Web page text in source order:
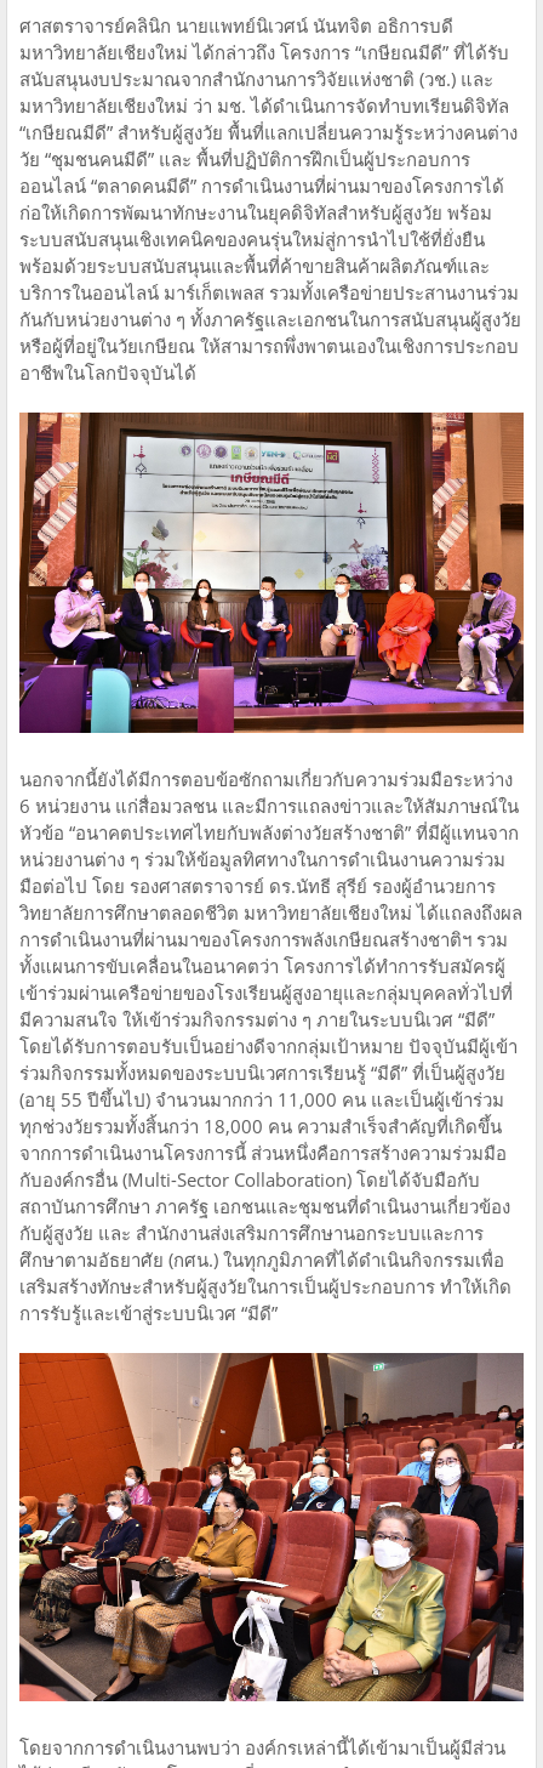
ศาสตราจารย์คลินิก นายแพทย์นิเวศน์ นันทจิต อธิการบดี
มหาวิทยาลัยเชียงใหม่ ได้กล่าวถึง โครงการ “เกษียณมีดี” ที่ได้รับ
สนับสนุนงบประมาณจากสำนักงานการวิจัยแห่งชาติ (วช.) และ
มหาวิทยาลัยเชียงใหม่ ว่า มช. ได้ดำเนินการจัดทำบทเรียนดิจิทัล
“เกษียณมีดี” สำหรับผู้สูงวัย พื้นที่แลกเปลี่ยนความรู้ระหว่างคนต่าง
วัย “ชุมชนคนมีดี” และ พื้นที่ปฏิบัติการฝึกเป็นผู้ประกอบการ
ออนไลน์ “ตลาดคนมีดี” การดำเนินงานที่ผ่านมาของโครงการได้
ก่อให้เกิดการพัฒนาทักษะงานในยุคดิจิทัลสำหรับผู้สูงวัย พร้อม
ระบบสนับสนุนเชิงเทคนิคของคนรุ่นใหม่สู่การนำไปใช้ที่ยั่งยืน
พร้อมด้วยระบบสนับสนุนและพื้นที่ค้าขายสินค้าผลิตภัณฑ์และ
บริการในออนไลน์ มาร์เก็ตเพลส รวมทั้งเครือข่ายประสานงานร่วม
กันกับหน่วยงานต่าง ๆ ทั้งภาครัฐและเอกชนในการสนับสนุนผู้สูงวัย
หรือผู้ที่อยู่ในวัยเกษียณ ให้สามารถพึ่งพาตนเองในเชิงการประกอบ
อาชีพในโลกปัจจุบันได้
นอกจากนี้ยังได้มีการตอบข้อซักถามเกี่ยวกับความร่วมมือระหว่าง
6 หน่วยงาน แก่สื่อมวลชน และมีการแถลงข่าวและให้สัมภาษณ์ใน
หัวข้อ “อนาคตประเทศไทยกับพลังต่างวัยสร้างชาติ” ที่มีผู้แทนจาก
หน่วยงานต่าง ๆ ร่วมให้ข้อมูลทิศทางในการดำเนินงานความร่วม
มือต่อไป โดย รองศาสตราจารย์ ดร.นัทธี สุรีย์ รองผู้อำนวยการ
วิทยาลัยการศึกษาตลอดชีวิต มหาวิทยาลัยเชียงใหม่ ได้แถลงถึงผล
การดำเนินงานที่ผ่านมาของโครงการพลังเกษียณสร้างชาติฯ รวม
ทั้งแผนการขับเคลื่อนในอนาคตว่า โครงการได้ทำการรับสมัครผู้
เข้าร่วมผ่านเครือข่ายของโรงเรียนผู้สูงอายุและกลุ่มบุคคลทั่วไปที่
มีความสนใจ ให้เข้าร่วมกิจกรรมต่าง ๆ ภายในระบบนิเวศ “มีดี”
โดยได้รับการตอบรับเป็นอย่างดีจากกลุ่มเป้าหมาย ปัจจุบันมีผู้เข้า
ร่วมกิจกรรมทั้งหมดของระบบนิเวศการเรียนรู้ “มีดี” ที่เป็นผู้สูงวัย
(อายุ 55 ปีขึ้นไป) จำนวนมากกว่า 11,000 คน และเป็นผู้เข้าร่วม
ทุกช่วงวัยรวมทั้งสิ้นกว่า 18,000 คน ความสำเร็จสำคัญที่เกิดขึ้น
จากการดำเนินงานโครงการนี้ ส่วนหนึ่งคือการสร้างความร่วมมือ
กับองค์กรอื่น (Multi-Sector Collaboration) โดยได้จับมือกับ
สถาบันการศึกษา ภาครัฐ เอกชนและชุมชนที่ดำเนินงานเกี่ยวข้อง
กับผู้สูงวัย และ สำนักงานส่งเสริมการศึกษานอกระบบและการ
ศึกษาตามอัธยาศัย (กศน.) ในทุกภูมิภาค​ที่ได้ดำเนินกิจกรรมเพื่อ
เสริมสร้างทักษะสำหรับผู้สูงวัยในการเป็นผู้ประกอบการ ทำให้เกิด
การรับรู้และเข้าสู่ระบบนิเวศ “มีดี”
โดยจากการดำเนินงานพบว่า องค์กรเหล่านี้ได้เข้ามาเป็นผู้มีส่วน